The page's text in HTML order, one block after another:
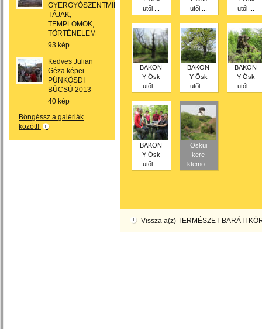
GYERGYÓSZENTMIKLÓSI
TÁJAK,
TEMPLOMOK,
TÖRTÉNELEM
93 kép
Kedves Julian
Géza képei -
PÜNKÖSDI
BÚCSÚ 2013
40 kép
Böngéssz a galériák
között!
ütől ...
ütől ...
ütől ...
BAKON
Y Ösk
ütől ...
BAKON
Y Ösk
ütől ...
BAKON
Y Ösk
ütől ...
BAKON
Y Ösk
ütől ...
Ösküi
kere
ktemo...
Vissza a(z) TERMÉSZET BARÁTI